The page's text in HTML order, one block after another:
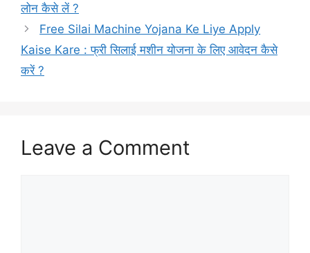
लोन कैसे लें ?
Free Silai Machine Yojana Ke Liye Apply
Kaise Kare : फ्री सिलाई मशीन योजना के लिए आवेदन कैसे
करें ?
Leave a Comment